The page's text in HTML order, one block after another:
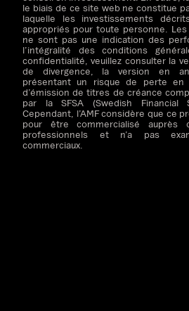
le biais de ce site web ne constitue
laquelle les investissements
appropriés pour toute personne.
ne sont pas une indication des
l’intégralité des conditions
confidentialité, veuillez consulter la
de divergence, la version en
présentant un risque de perte en
d’émission de titres de créance
par la SFSA (Swedish Financial
Cependant, l’AMF considère que ce
pour être commercialisé auprès
professionnels et n’a pas
commerciaux.